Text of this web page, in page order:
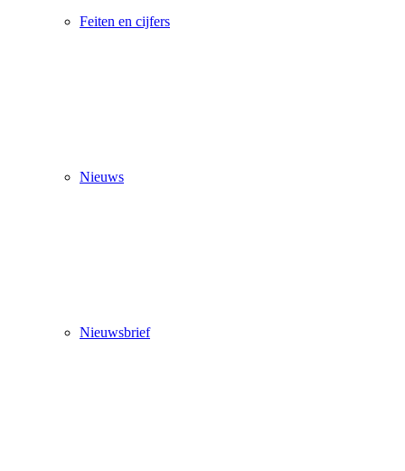
Feiten en cijfers
Nieuws
Nieuwsbrief